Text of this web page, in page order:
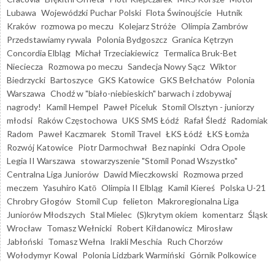
Lubawa Wojewódzki Puchar Polski Flota Świnoujście Hutnik
Kraków rozmowa po meczu Kolejarz Stróże Olimpia Zambrów
Przedstawiamy rywala Polonia Bydgoszcz Granica Kętrzyn
Concordia Elbląg Michał Trzeciakiewicz Termalica Bruk-Bet
Nieciecza Rozmowa po meczu Sandecja Nowy Sącz Wiktor
Biedrzycki Bartoszyce GKS Katowice GKS Bełchatów Polonia
Warszawa Chodź w "biało-niebieskich" barwach i zdobywaj
nagrody!
Kamil Hempel Paweł Piceluk Stomil Olsztyn - juniorzy
młodsi Raków Częstochowa UKS SMS Łódź Rafał Śledź Radomiak
Radom Paweł Kaczmarek Stomil Travel ŁKS Łódź ŁKS Łomża
Rozwój Katowice Piotr Darmochwał Bez napinki Odra Opole
Legia II Warszawa stowarzyszenie "Stomil Ponad Wszystko"
Centralna Liga Juniorów Dawid Mieczkowski Rozmowa przed
meczem Yasuhiro Katō Olimpia II Elbląg Kamil Kiereś Polska U-21
Chrobry Głogów Stomil Cup felieton Makroregionalna Liga
Juniorów Młodszych Stal Mielec (S)krytym okiem komentarz Śląsk
Wrocław Tomasz Wełnicki Robert Kiłdanowicz Mirosław
Jabłoński Tomasz Wełna Irakli Meschia Ruch Chorzów
Wołodymyr Kowal Polonia Lidzbark Warmiński Górnik Polkowice